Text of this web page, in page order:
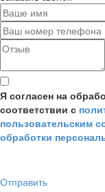
Я согласен на
соответствии с
пользовательским
обработки
Отправить